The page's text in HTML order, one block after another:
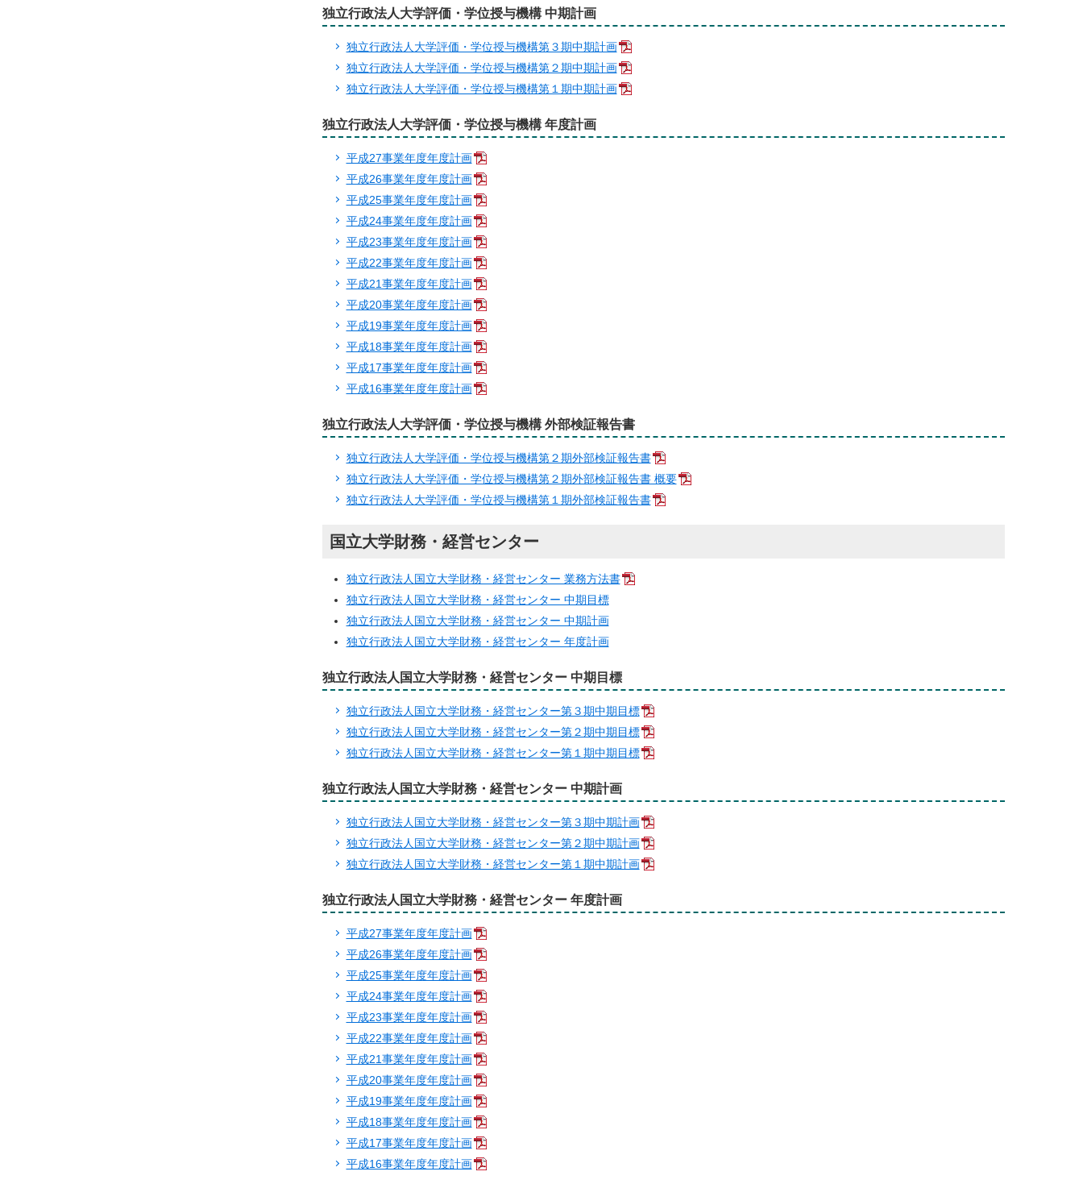
独立行政法人大学評価・学位授与機構 中期計画
独立行政法人大学評価・学位授与機構第３期中期計画
独立行政法人大学評価・学位授与機構第２期中期計画
独立行政法人大学評価・学位授与機構第１期中期計画
独立行政法人大学評価・学位授与機構 年度計画
平成27事業年度年度計画
平成26事業年度年度計画
平成25事業年度年度計画
平成24事業年度年度計画
平成23事業年度年度計画
平成22事業年度年度計画
平成21事業年度年度計画
平成20事業年度年度計画
平成19事業年度年度計画
平成18事業年度年度計画
平成17事業年度年度計画
平成16事業年度年度計画
独立行政法人大学評価・学位授与機構 外部検証報告書
独立行政法人大学評価・学位授与機構第２期外部検証報告書
独立行政法人大学評価・学位授与機構第２期外部検証報告書 概要
独立行政法人大学評価・学位授与機構第１期外部検証報告書
国立大学財務・経営センター
独立行政法人国立大学財務・経営センター 業務方法書
独立行政法人国立大学財務・経営センター 中期目標
独立行政法人国立大学財務・経営センター 中期計画
独立行政法人国立大学財務・経営センター 年度計画
独立行政法人国立大学財務・経営センター 中期目標
独立行政法人国立大学財務・経営センター第３期中期目標
独立行政法人国立大学財務・経営センター第２期中期目標
独立行政法人国立大学財務・経営センター第１期中期目標
独立行政法人国立大学財務・経営センター 中期計画
独立行政法人国立大学財務・経営センター第３期中期計画
独立行政法人国立大学財務・経営センター第２期中期計画
独立行政法人国立大学財務・経営センター第１期中期計画
独立行政法人国立大学財務・経営センター 年度計画
平成27事業年度年度計画
平成26事業年度年度計画
平成25事業年度年度計画
平成24事業年度年度計画
平成23事業年度年度計画
平成22事業年度年度計画
平成21事業年度年度計画
平成20事業年度年度計画
平成19事業年度年度計画
平成18事業年度年度計画
平成17事業年度年度計画
平成16事業年度年度計画